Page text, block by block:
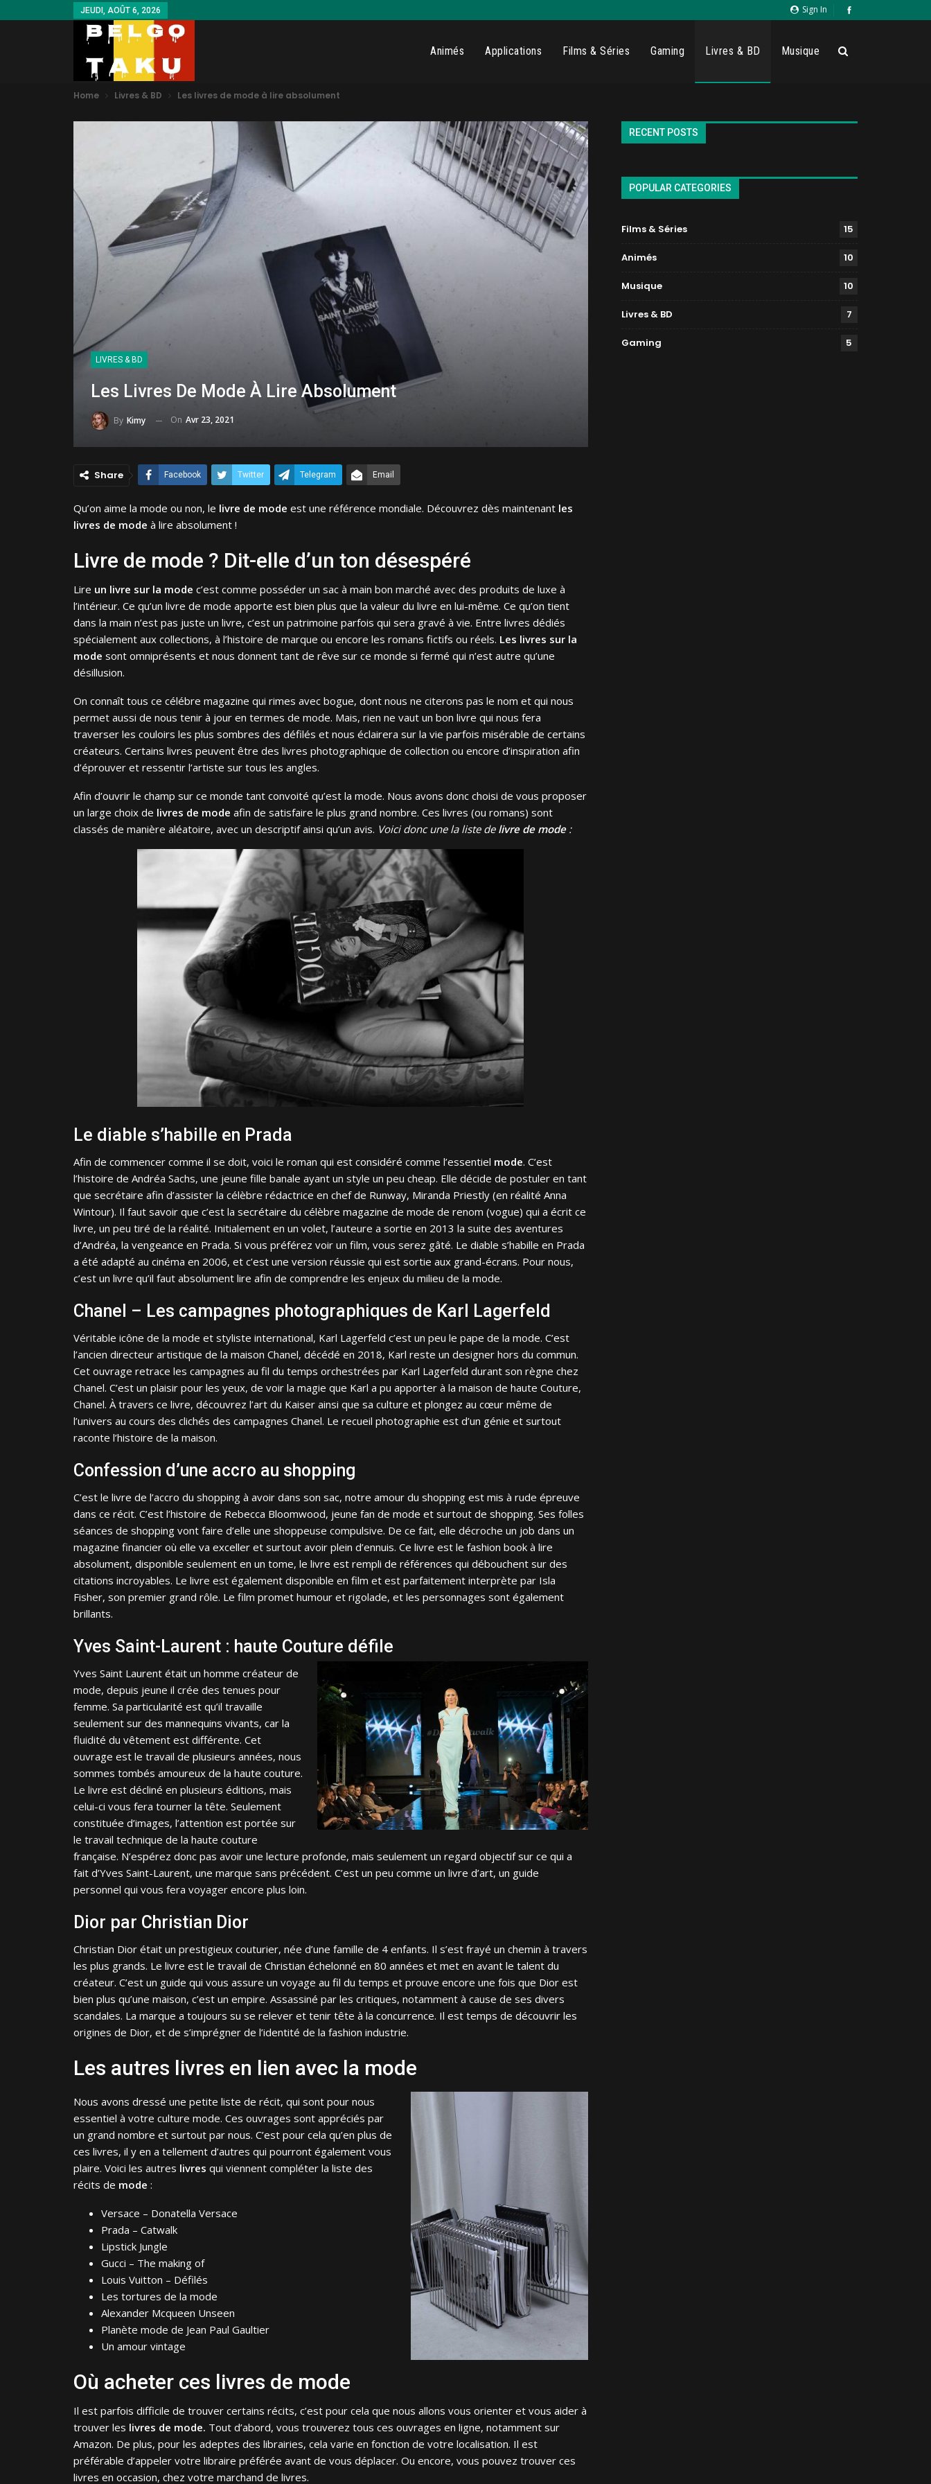
Sign In
JEUDI, AOÛT 6, 2026
Animés Applications Films & Séries Gaming Livres & BD Musique
Home Livres & BD Les livres de mode à lire absolument
LIVRES & BD
Les Livres De Mode À Lire Absolument
By Kimy On Avr 23, 2021
Share Facebook Twitter Telegram Email
Qu’on aime la mode ou non, le livre de mode est une référence mondiale. Découvrez dès maintenant les
livres de mode à lire absolument !
Livre de mode ? Dit-elle d’un ton désespéré
Lire un livre sur la mode c’est comme posséder un sac à main bon marché avec des produits de luxe à
l’intérieur. Ce qu’un livre de mode apporte est bien plus que la valeur du livre en lui-même. Ce qu’on tient
dans la main n’est pas juste un livre, c’est un patrimoine parfois qui sera gravé à vie. Entre livres dédiés
spécialement aux collections, à l’histoire de marque ou encore les romans fictifs ou réels. Les livres sur la
mode sont omniprésents et nous donnent tant de rêve sur ce monde si fermé qui n’est autre qu’une
désillusion.
On connaît tous ce célébre magazine qui rimes avec bogue, dont nous ne citerons pas le nom et qui nous
permet aussi de nous tenir à jour en termes de mode. Mais, rien ne vaut un bon livre qui nous fera
traverser les couloirs les plus sombres des défilés et nous éclairera sur la vie parfois misérable de certains
créateurs. Certains livres peuvent être des livres photographique de collection ou encore d’inspiration afin
d’éprouver et ressentir l’artiste sur tous les angles.
Afin d’ouvrir le champ sur ce monde tant convoité qu’est la mode. Nous avons donc choisi de vous proposer
un large choix de livres de mode afin de satisfaire le plus grand nombre. Ces livres (ou romans) sont
classés de manière aléatoire, avec un descriptif ainsi qu’un avis. Voici donc une la liste de livre de mode :
Le diable s’habille en Prada
Afin de commencer comme il se doit, voici le roman qui est considéré comme l’essentiel mode. C’est
l’histoire de Andréa Sachs, une jeune fille banale ayant un style un peu cheap. Elle décide de postuler en tant
que secrétaire afin d’assister la célèbre rédactrice en chef de Runway, Miranda Priestly (en réalité Anna
Wintour). Il faut savoir que c’est la secrétaire du célèbre magazine de mode de renom (vogue) qui a écrit ce
livre, un peu tiré de la réalité. Initialement en un volet, l’auteure a sortie en 2013 la suite des aventures
d’Andréa, la vengeance en Prada. Si vous préférez voir un film, vous serez gâté. Le diable s’habille en Prada
a été adapté au cinéma en 2006, et c’est une version réussie qui est sortie aux grand-écrans. Pour nous,
c’est un livre qu’il faut absolument lire afin de comprendre les enjeux du milieu de la mode.
Chanel – Les campagnes photographiques de Karl Lagerfeld
Véritable icône de la mode et styliste international, Karl Lagerfeld c’est un peu le pape de la mode. C’est
l’ancien directeur artistique de la maison Chanel, décédé en 2018, Karl reste un designer hors du commun.
Cet ouvrage retrace les campagnes au fil du temps orchestrées par Karl Lagerfeld durant son règne chez
Chanel. C’est un plaisir pour les yeux, de voir la magie que Karl a pu apporter à la maison de haute Couture,
Chanel. À travers ce livre, découvrez l’art du Kaiser ainsi que sa culture et plongez au cœur même de
l’univers au cours des clichés des campagnes Chanel. Le recueil photographie est d’un génie et surtout
raconte l’histoire de la maison.
Confession d’une accro au shopping
C’est le livre de l’accro du shopping à avoir dans son sac, notre amour du shopping est mis à rude épreuve
dans ce récit. C’est l’histoire de Rebecca Bloomwood, jeune fan de mode et surtout de shopping. Ses folles
séances de shopping vont faire d’elle une shoppeuse compulsive. De ce fait, elle décroche un job dans un
magazine financier où elle va exceller et surtout avoir plein d’ennuis. Ce livre est le fashion book à lire
absolument, disponible seulement en un tome, le livre est rempli de références qui débouchent sur des
citations incroyables. Le livre est également disponible en film et est parfaitement interprète par Isla
Fisher, son premier grand rôle. Le film promet humour et rigolade, et les personnages sont également
brillants.
Yves Saint-Laurent : haute Couture défile
Yves Saint Laurent était un homme créateur de
mode, depuis jeune il crée des tenues pour
femme. Sa particularité est qu’il travaille
seulement sur des mannequins vivants, car la
fluidité du vêtement est différente. Cet
ouvrage est le travail de plusieurs années, nous
sommes tombés amoureux de la haute couture.
Le livre est décliné en plusieurs éditions, mais
celui-ci vous fera tourner la tête. Seulement
constituée d’images, l’attention est portée sur
le travail technique de la haute couture
française. N’espérez donc pas avoir une lecture profonde, mais seulement un regard objectif sur ce qui a
fait d’Yves Saint-Laurent, une marque sans précédent. C’est un peu comme un livre d’art, un guide
personnel qui vous fera voyager encore plus loin.
Dior par Christian Dior
Christian Dior était un prestigieux couturier, née d’une famille de 4 enfants. Il s’est frayé un chemin à travers
les plus grands. Le livre est le travail de Christian échelonné en 80 années et met en avant le talent du
créateur. C’est un guide qui vous assure un voyage au fil du temps et prouve encore une fois que Dior est
bien plus qu’une maison, c’est un empire. Assassiné par les critiques, notamment à cause de ses divers
scandales. La marque a toujours su se relever et tenir tête à la concurrence. Il est temps de découvrir les
origines de Dior, et de s’imprégner de l’identité de la fashion industrie.
Les autres livres en lien avec la mode
Nous avons dressé une petite liste de récit, qui sont pour nous
essentiel à votre culture mode. Ces ouvrages sont appréciés par
un grand nombre et surtout par nous. C’est pour cela qu’en plus de
ces livres, il y en a tellement d’autres qui pourront également vous
plaire. Voici les autres livres qui viennent compléter la liste des
récits de mode :
Versace – Donatella Versace
Prada – Catwalk
Lipstick Jungle
Gucci – The making of
Louis Vuitton – Défilés
Les tortures de la mode
Alexander Mcqueen Unseen
Planète mode de Jean Paul Gaultier
Un amour vintage
Où acheter ces livres de mode
Il est parfois difficile de trouver certains récits, c’est pour cela que nous allons vous orienter et vous aider à
trouver les livres de mode. Tout d’abord, vous trouverez tous ces ouvrages en ligne, notamment sur
Amazon. De plus, pour les adeptes des librairies, cela varie en fonction de votre localisation. Il est
préférable d’appeler votre libraire préférée avant de vous déplacer. Ou encore, vous pouvez trouver ces
livres en occasion, chez votre marchand de livres.
RECENT POSTS
POPULAR CATEGORIES
Films & Séries 15
Animés 10
Musique 10
Livres & BD 7
Gaming 5